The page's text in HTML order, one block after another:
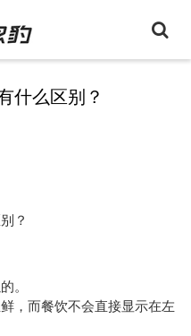
什么区别？
？
。
，而餐饮不会直接显示在左